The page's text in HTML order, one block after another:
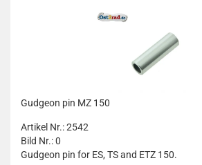
Gudgeon pin MZ 150
Artikel Nr.: 2542
Bild Nr.: 0
Gudgeon pin for ES, TS and ETZ 150.